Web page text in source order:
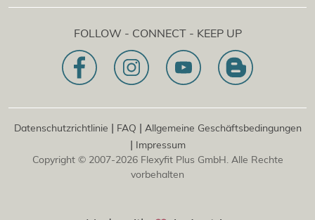
[email protected]
Beratungs- & Onlineanfrage
Unser Leitbild
1030 | Österreich
Dietrichgasse 27 E.EG2
Zweigstelle | DE
Konrad-Zuse-Platz 8
FOLLOW - CONNECT - KEEP UP
Datenschutzrichtlinie | FAQ | Allgemeine Geschäftsbedingungen
| Impressum
Copyright © 2007-2026 Flexyfit Plus GmbH. Alle Rechte
vorbehalten